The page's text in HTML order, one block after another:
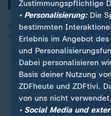
Wie geht es weiter mit
Youngster wie Urbig oder
ZDFsportstudio auf
Zustimmungspflichtige
• Personalisierung:Die
bestimmten
Erlebnis im Angebot
und
Dabei personalisieren
Basis deiner Nutzung
ZDFheute und ZDFtivi.
von uns nicht verwendet.
• Social Media und